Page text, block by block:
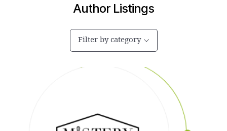
Author Listings
Filter by category